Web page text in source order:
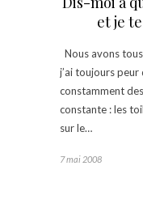
et je
Nous avons
j’ai toujours peur
constamment
constante : les
sur le…
7 mai 2008